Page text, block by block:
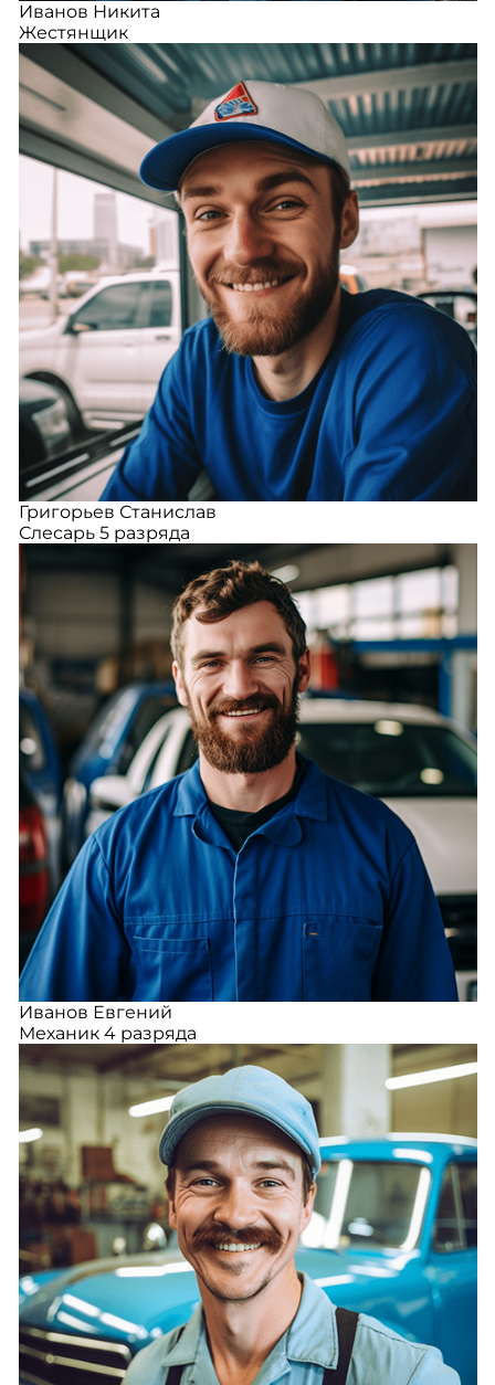
Иванов Никита
Жестянщик
Григорьев Станислав
Слесарь 5 разряда
Иванов Евгений
Механик 4 разряда